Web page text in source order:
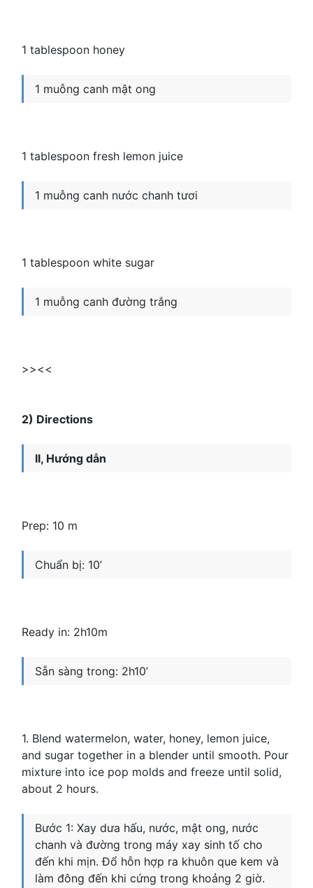
1 tablespoon honey
1 muỗng canh mật ong
1 tablespoon fresh lemon juice
1 muỗng canh nước chanh tươi
1 tablespoon white sugar
1 muỗng canh đường trắng
>><<
2) Directions
II, Hướng dẫn
Prep: 10 m
Chuẩn bị: 10’
Ready in: 2h10m
Sẵn sàng trong: 2h10’
1. Blend watermelon, water, honey, lemon juice,
and sugar together in a blender until smooth. Pour
mixture into ice pop molds and freeze until solid,
about 2 hours.
Bước 1: Xay dưa hấu, nước, mật ong, nước
chanh và đường trong máy xay sinh tố cho
đến khi mịn. Đổ hỗn hợp ra khuôn que kem và
làm đông đến khi cứng trong khoảng 2 giờ.